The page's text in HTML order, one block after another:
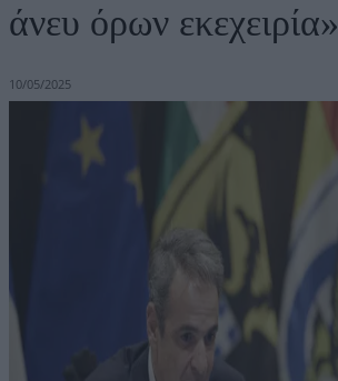
άνευ όρων εκεχειρία»
10/05/2025